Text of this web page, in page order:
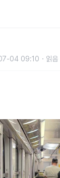
04 09:10 읽음